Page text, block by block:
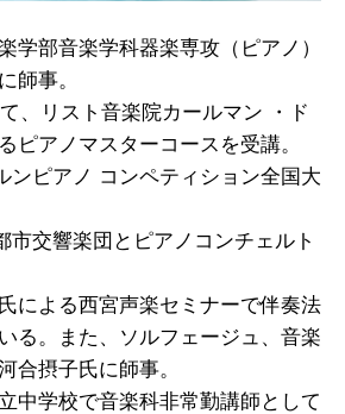
学部音楽学科器楽専攻（ピアノ）
師事。
、リスト音楽院カールマン ・ド
ピアノマスターコースを受講。
ンピアノ コンペティション全国大
市交響楽団とピアノコンチェルト
による西宮声楽セミナーで伴奏法
る。また、ソルフェージュ、音楽
合摂子氏に師事。
中学校で音楽科非常勤講師として